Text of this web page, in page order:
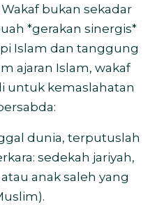
bukan sekadar
*gerakan sinergis*
Islam dan tanggung
ajaran Islam, wakaf
untuk kemaslahatan
dunia, terputuslah
sedekah jariyah,
anak saleh yang